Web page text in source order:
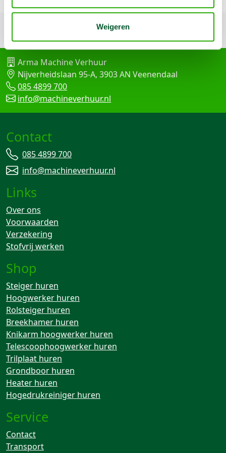
Weigeren
Terug naar boven
Arma Machine Verhuur
Nijverheidslaan 95-A, 3903 AN Veenendaal
085 4899 700
info@machineverhuur.nl
Contact
085 4899 700
info@machineverhuur.nl
Links
Over ons
Voorwaarden
Verzekering
Stofvrij werken
Shop
Steiger huren
Hoogwerker huren
Rolsteiger huren
Breekhamer huren
Knikarm hoogwerker huren
Telescoophoogwerker huren
Trilplaat huren
Grondboor huren
Heater huren
Hogedrukreiniger huren
Service
Contact
Transport